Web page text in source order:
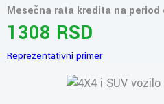
Mesečna rata kredita na period
1308 RSD
Reprezentativni primer